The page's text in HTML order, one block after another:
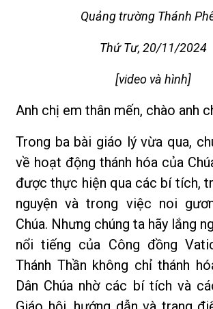
Quảng trường Thánh
Thứ Tư, 20/11/2024
[video và hình]
Anh chị em thân mến, chào anh
Trong ba bài giáo lý vừa qua,
về hoạt động thánh hóa của
được thực hiện qua các bí tích,
nguyện và trong việc noi
Chúa. Nhưng chúng ta hãy lắng
nổi tiếng của Công đồng
Thánh Thần không chỉ thánh
Dân Chúa nhờ các bí tích và